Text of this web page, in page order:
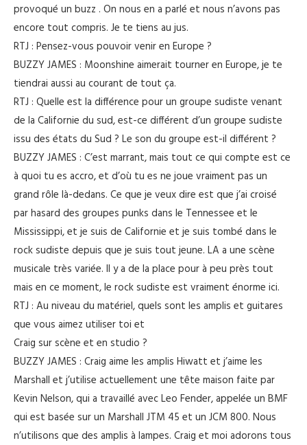
provoqué un buzz . On nous en a parlé et nous n’avons pas
encore tout compris. Je te tiens au jus.
RTJ : Pensez-vous pouvoir venir en Europe ?
BUZZY JAMES : Moonshine aimerait tourner en Europe, je te
tiendrai aussi au courant de tout ça.
RTJ : Quelle est la différence pour un groupe sudiste venant
de la Californie du sud, est-ce différent d’un groupe sudiste
issu des états du Sud ? Le son du groupe est-il différent ?
BUZZY JAMES : C’est marrant, mais tout ce qui compte est ce
à quoi tu es accro, et d’où tu es ne joue vraiment pas un
grand rôle là-dedans. Ce que je veux dire est que j’ai croisé
par hasard des groupes punks dans le Tennessee et le
Mississippi, et je suis de Californie et je suis tombé dans le
rock sudiste depuis que je suis tout jeune. LA a une scène
musicale très variée. Il y a de la place pour à peu près tout
mais en ce moment, le rock sudiste est vraiment énorme ici.
RTJ : Au niveau du matériel, quels sont les amplis et guitares
que vous aimez utiliser toi et
Craig sur scène et en studio ?
BUZZY JAMES : Craig aime les amplis Hiwatt et j’aime les
Marshall et j’utilise actuellement une tête maison faite par
Kevin Nelson, qui a travaillé avec Leo Fender, appelée un BMF
qui est basée sur un Marshall JTM 45 et un JCM 800. Nous
n’utilisons que des amplis à lampes. Craig et moi adorons tous